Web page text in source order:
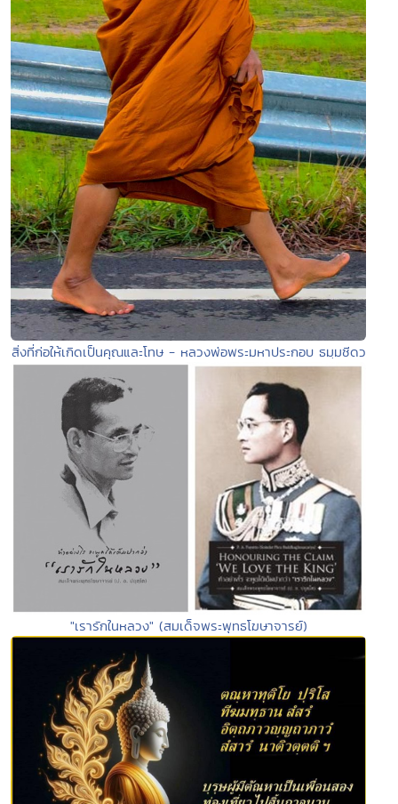
สิ่งที่ก่อให้เกิดเป็นคุณและโทษ - หลวงพ่อพระมหาประกอบ ธมฺมชีดว
"เรารักในหลวง" (สมเด็จพระพุทธโฆษาจารย์)